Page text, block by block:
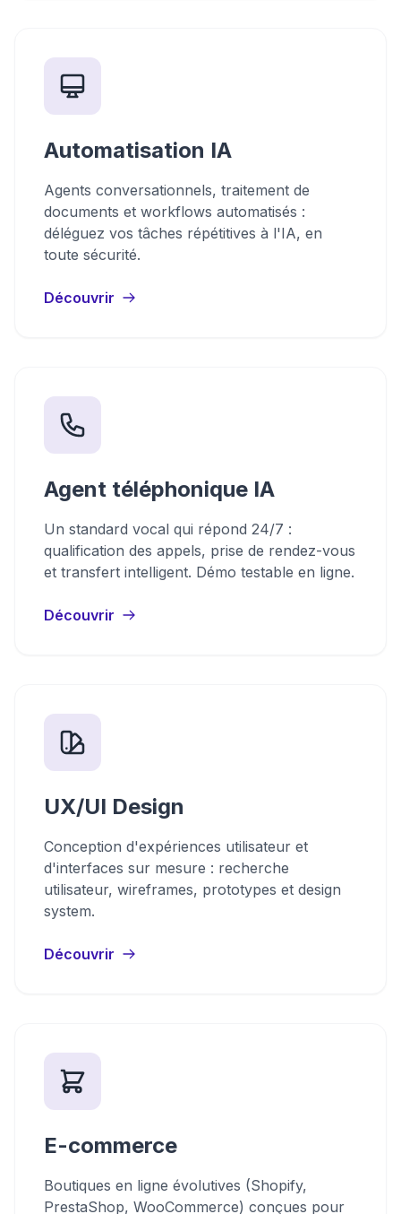
Automatisation IA
Agents conversationnels, traitement de
documents et workflows automatisés :
déléguez vos tâches répétitives à l'IA, en
toute sécurité.
Découvrir
Agent téléphonique IA
Un standard vocal qui répond 24/7 :
qualification des appels, prise de rendez-vous
et transfert intelligent. Démo testable en ligne.
Découvrir
UX/UI Design
Conception d'expériences utilisateur et
d'interfaces sur mesure : recherche
utilisateur, wireframes, prototypes et design
system.
Découvrir
E-commerce
Boutiques en ligne évolutives (Shopify,
PrestaShop, WooCommerce) conçues pour